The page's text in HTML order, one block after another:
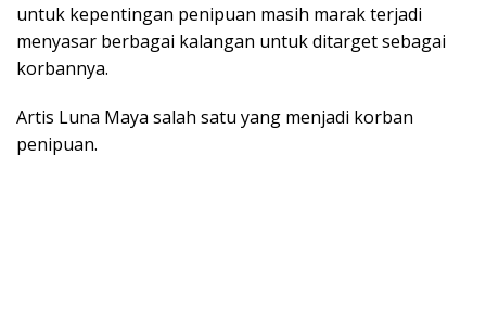
untuk kepentingan penipuan masih marak terjadi
menyasar berbagai kalangan untuk ditarget sebagai
korbannya.
Artis Luna Maya salah satu yang menjadi korban
penipuan.